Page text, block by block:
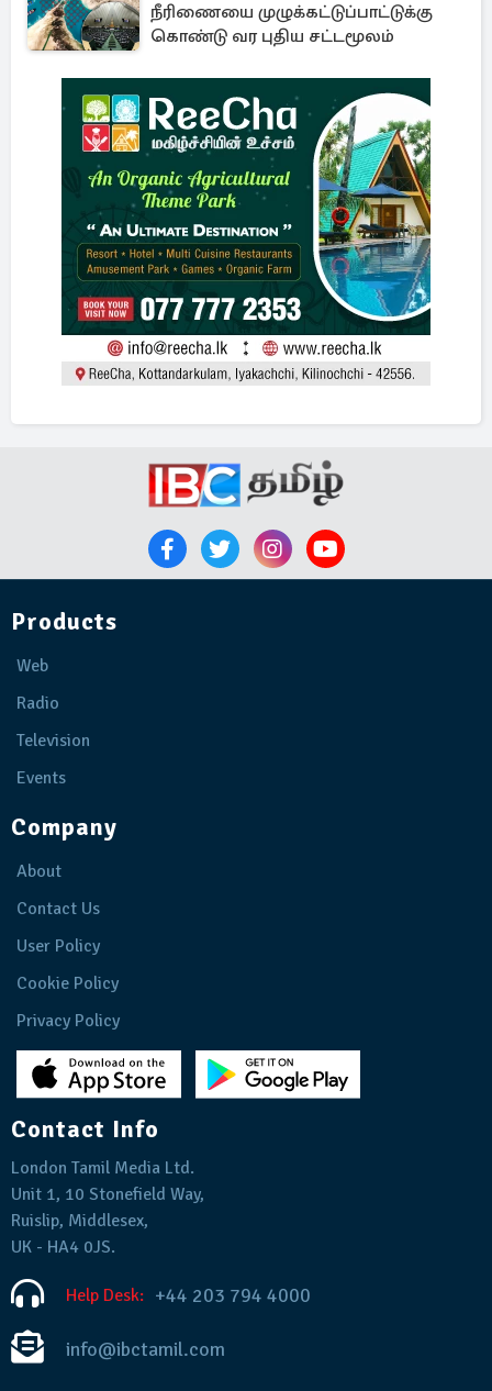
நீரிணையை முழுக்கட்டுப்பாட்டுக்கு
கொண்டு வர புதிய சட்டமூலம்
Products
Web
Radio
Television
Events
Company
About
Contact Us
User Policy
Cookie Policy
Privacy Policy
Contact Info
London Tamil Media Ltd.
Unit 1, 10 Stonefield Way,
Ruislip, Middlesex,
UK - HA4 0JS.
Help Desk: +44 203 794 4000
info@ibctamil.com